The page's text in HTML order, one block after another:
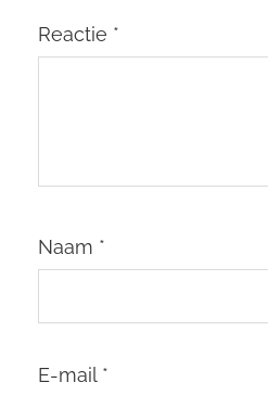
Reactie *
Naam *
E-mail *